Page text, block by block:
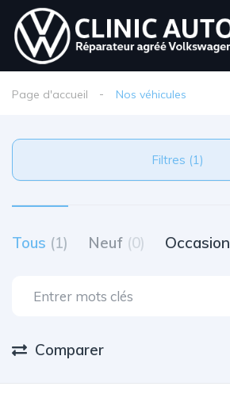
Page d'accueil Nos véhicules
Filtres (1)
Tous (1) Neuf (0) Occasion
Comparer